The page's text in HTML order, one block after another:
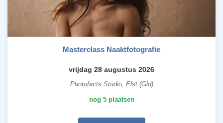
Masterclass Naaktfotografie
vrijdag 28 augustus 2026
Photofacts Studio, Elst (Gld)
nog 5 plaatsen